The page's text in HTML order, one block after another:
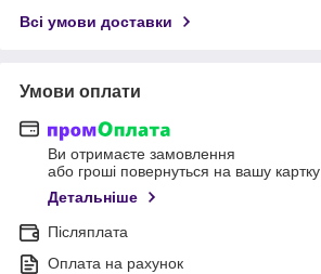
Всі умови доставки
Умови оплати
Ви отримаєте замовлення
або гроші повернуться на вашу картку
Детальніше
Післяплата
Оплата на рахунок